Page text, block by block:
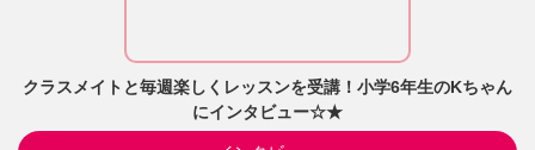
クラスメイトと毎週楽しくレッスンを受講！小学6年生のKちゃん
にインタビュー☆★